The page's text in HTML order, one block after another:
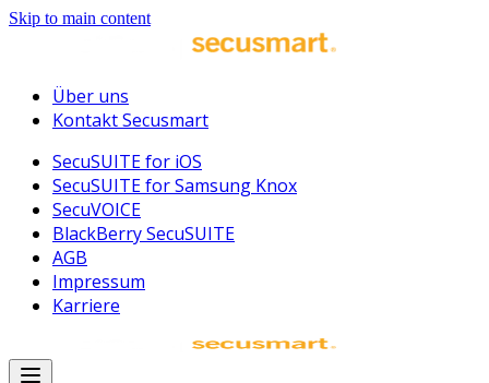
Skip to main content
Über uns
Kontakt Secusmart
SecuSUITE for iOS
SecuSUITE for Samsung Knox
SecuVOICE
BlackBerry SecuSUITE
AGB
Impressum
Karriere